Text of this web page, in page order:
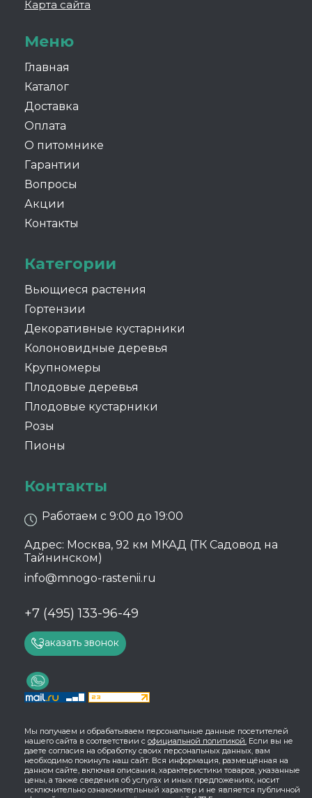
Карта сайта
Меню
Главная
Каталог
Доставка
Оплата
О питомнике
Гарантии
Вопросы
Акции
Контакты
Категории
Вьющиеся растения
Гортензии
Декоративные кустарники
Колоновидные деревья
Крупномеры
Плодовые деревья
Плодовые кустарники
Розы
Пионы
Контакты
Работаем с 9:00 до 19:00
Адрес: Москва, 92 км МКАД (ТК Садовод на
Тайнинском)
info@mnogo-rastenii.ru
+7 (495) 133-96-49
Заказать звонок
Мы получаем и обрабатываем персональные данные посетителей
нашего сайта в соответствии с официальной политикой. Если вы не
даете согласия на обработку своих персональных данных, вам
необходимо покинуть наш сайт. Вся информация, размещённая на
данном сайте, включая описания, характеристики товаров, указанные
цены, а также сведения об услугах и иных предложениях, носит
исключительно ознакомительный характер и не является публичной